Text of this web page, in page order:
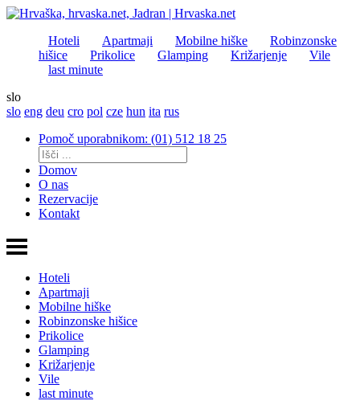
Hoteli Apartmaji Mobilne hiške
Robinzonske
hišice
Prikolice Glamping Križarjenje
Vile
last minute
slo
slo eng deu cro pol cze hun ita rus
Pomoč uporabnikom: (01) 512 18 25
Domov
O nas
Rezervacije
Kontakt
Hoteli
Apartmaji
Mobilne hiške
Robinzonske hišice
Prikolice
Glamping
Križarjenje
Vile
last minute